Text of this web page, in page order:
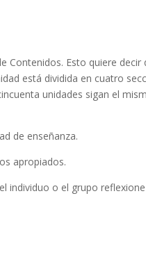
Contenidos. Esto quiere decir
está dividida en cuatro
unidades sigan el
de enseñanza.
apropiados.
individuo o el grupo